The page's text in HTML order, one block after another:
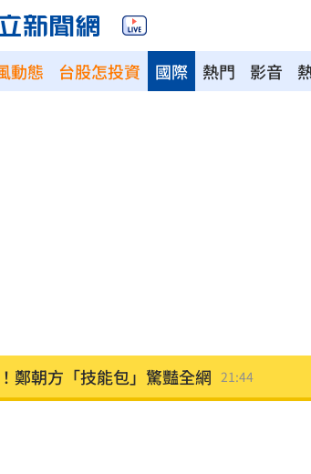
動態 台股怎投資 熱門 影音
國際
鄭朝方「技能包」驚豔全網 21:44
盤費半下挫 台指期失守44000點